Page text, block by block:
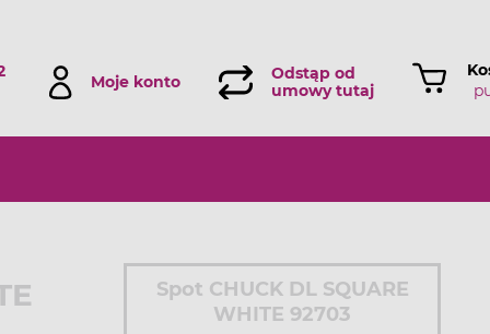
Moje konto
Odstąp od
umowy tutaj
Spot CHUCK DL SQUARE
WHITE 92703